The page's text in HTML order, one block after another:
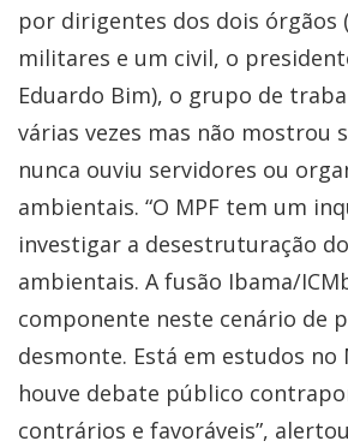
por dirigentes dos dois órgãos
militares e um civil, o
Eduardo Bim), o grupo de
várias vezes mas não mostrou
nunca ouviu servidores ou
ambientais. “O MPF tem um
investigar a desestruturação
ambientais. A fusão Ibama/
componente neste cenário de
desmonte. Está em estudos no
houve debate público
contrários e favoráveis”,